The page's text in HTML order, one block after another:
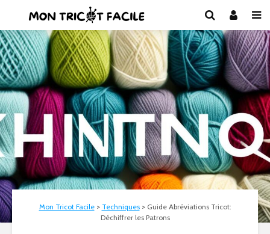
Mon Tricot Facile> Techniques> Guide Abréviations Tricot:
Déchiffrer les Patrons